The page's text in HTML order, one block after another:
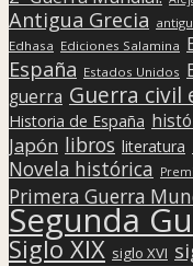
Antigua Grecia
Edhasa Ediciones Salamina
España Estados Unidos
guerra Guerra civil
Historia de España
Japón libros literatura
Novela histórica
Primera Guerra
Segunda
Siglo XIX siglo XVI